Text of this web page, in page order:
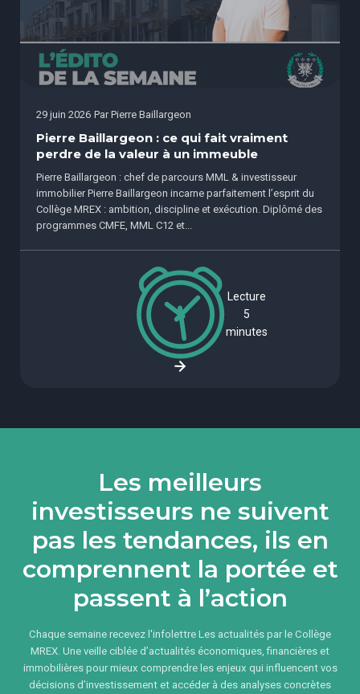
29 juin 2026 Par Pierre Baillargeon
Pierre Baillargeon : ce qui fait vraiment
perdre de la valeur à un immeuble
Pierre Baillargeon : chef de parcours MML & investisseur
immobilier Pierre Baillargeon incarne parfaitement l’esprit du
Collège MREX : ambition, discipline et exécution. Diplômé des
programmes CMFE, MML C12 et...
Lecture
5
minutes
Les meilleurs
investisseurs ne suivent
pas les tendances, ils en
comprennent la portée et
passent à l’action
Chaque semaine recevez l'infolettre Les actualités par le Collège
MREX. Une veille ciblée d’actualités économiques, financières et
immobilières pour mieux comprendre les enjeux qui influencent vos
décisions d’investissement et accéder à des analyses concrètes